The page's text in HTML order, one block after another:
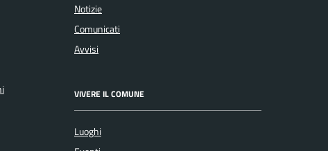
Notizie
Comunicati
Avvisi
VIVERE IL COMUNE
Luoghi